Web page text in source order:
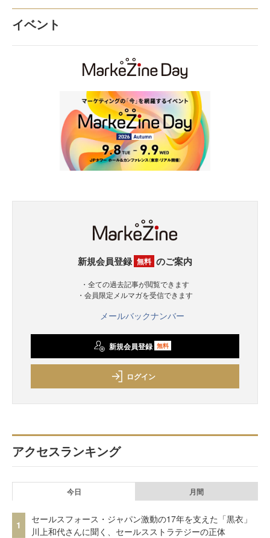
イベント
新規会員登録 無料 のご案内
・全ての過去記事が閲覧できます
・会員限定メルマガを受信できます
メールバックナンバー
新規会員登録 無料
ログイン
アクセスランキング
今日 月間
1
セールスフォース・ジャパン激動の17年を支えた「黒衣」
川上和代さんに聞く、セールスストラテジーの正体